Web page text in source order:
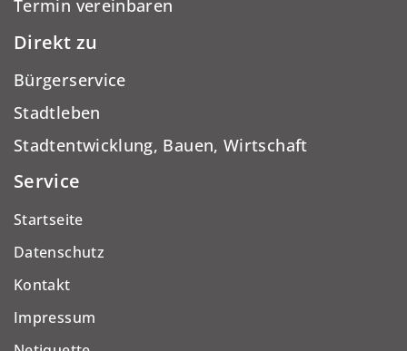
Termin vereinbaren
Direkt zu
Bürgerservice
Stadtleben
Stadtentwicklung, Bauen, Wirtschaft
Service
Startseite
Datenschutz
Kontakt
Impressum